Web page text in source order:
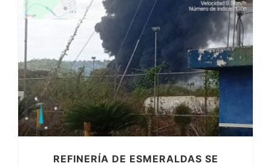
REFINERÍA DE ESMERALDAS SE